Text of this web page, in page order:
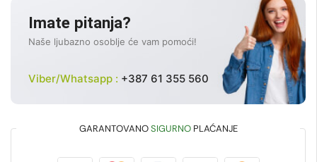
Imate pitanja?
Naše ljubazno osoblje će vam pomoći!
Viber/Whatsapp : +387 61 355 560
GARANTOVANOSIGURNOPLAĆANJE